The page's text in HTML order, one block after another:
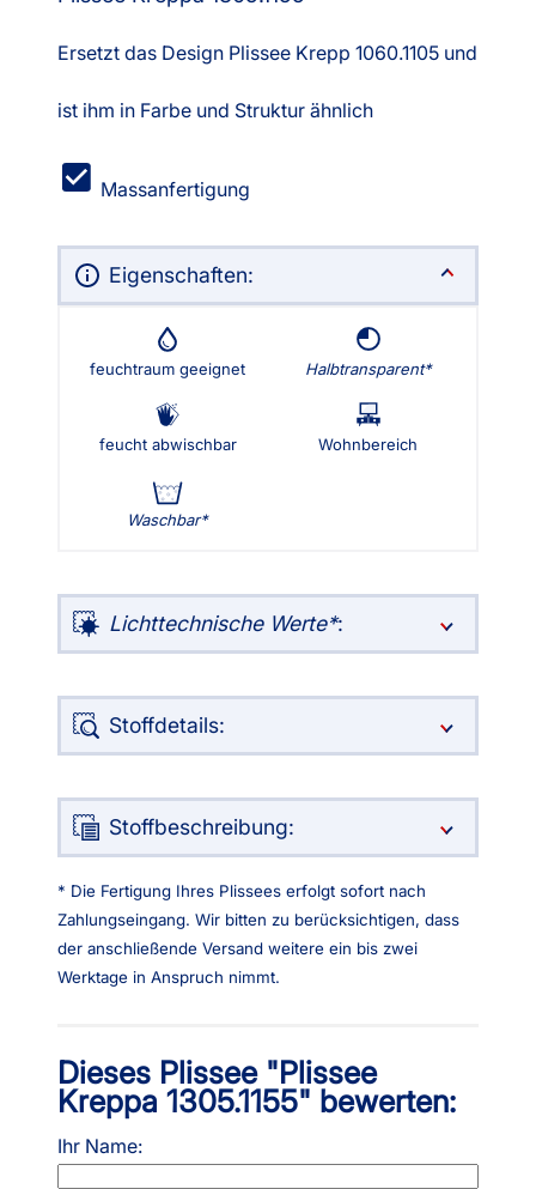
Ersetzt das Design Plissee Krepp 1060.1105 und
ist ihm in Farbe und Struktur ähnlich
Massanfertigung
Eigenschaften:
feuchtraum geeignet Halbtransparent
feucht abwischbar Wohnbereich
Waschbar
Lichttechnische Werte :
Stoffdetails:
Stoffbeschreibung:
* Die Fertigung Ihres Plissees erfolgt sofort nach
Zahlungseingang. Wir bitten zu berücksichtigen, dass
der anschließende Versand weitere ein bis zwei
Werktage in Anspruch nimmt.
Dieses Plissee "Plissee
Kreppa 1305.1155" bewerten:
Ihr Name: